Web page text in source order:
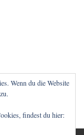
Wenn du die Website
findest du hier: